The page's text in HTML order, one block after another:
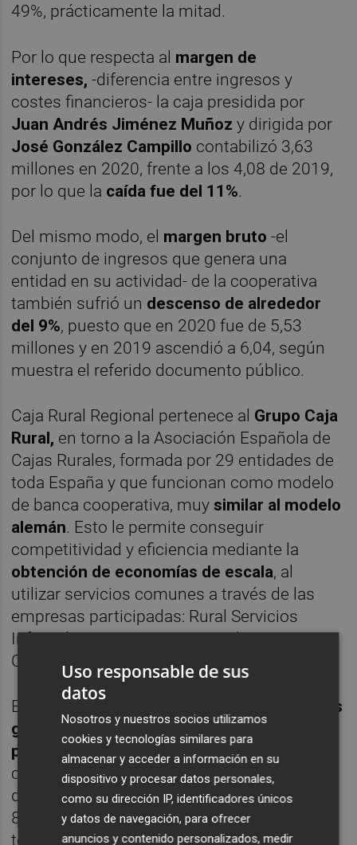
49%, prácticamente la mitad.
Por lo que respecta al margen de
intereses,-diferencia entre ingresos y
costes financieros- la caja presidida por
Juan Andrés Jiménez Muñozy dirigida por
José González Campillo contabilizó 3,63
millones en 2020, frente a los 4,08 de 2019,
por lo que la caída fue del 11%.
Del mismo modo, el margen bruto -el
conjunto de ingresos que genera una
entidad en su actividad- de la cooperativa
también sufrió un descenso de alrededor
del 9%, puesto que en 2020 fue de 5,53
millones y en 2019 ascendió a 6,04, según
muestra el referido documento público.
Caja Rural Regional pertenece al Grupo Caja
Rural, en torno a la Asociación Española de
Cajas Rurales, formada por 29 entidades de
toda España y que funcionan como modelo
de banca cooperativa, muy similar al modelo
alemán. Esto le permite conseguir
competitividad y eficiencia mediante la
obtención de economías de escala, al
utilizar servicios comunes a través de las
empresas participadas: Rural Servicios
Informáticos, Seguros RGA y el Banco
Cooperativo Español.
El grupo Caja Rural
es uno de los principales
grupos financieros que operan en nuestro
país
, gestionando unos activos totales
cercanos a los 63.000 millones de euros y
dispone de unas 2.400 oficinas y más de
8.000 empleados repartidos por todo el
territorio nacional.
Uso responsable de sus
datos
Nosotros y nuestros socios utilizamos
cookies y tecnologías similares para
almacenar y acceder a información en su
dispositivo y procesar datos personales,
como su dirección IP, identificadores únicos
y datos de navegación, para ofrecer
anuncios y contenido personalizados, medir